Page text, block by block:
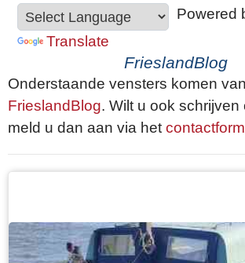
Powered
Translate
FrieslandBlog
Onderstaande vensters komen van
FrieslandBlog. Wilt u ook schrijven
meld u dan aan via het